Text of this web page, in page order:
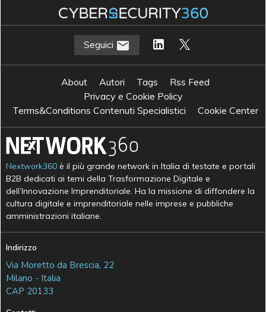
Seguici
About Autori Tags
Rss Feed
Privacy e Cookie Policy
Terms&Conditions Contenuti Specialistici
Cookie Center
Nextwork360 è il più grande network in Italia di testate e portali
B2B dedicati ai temi della Trasformazione Digitale e
dell’Innovazione Imprenditoriale. Ha la missione di diffondere la
cultura digitale e imprenditoriale nelle imprese e pubbliche
amministrazioni italiane.
Indirizzo
Via Moretto da Brescia, 22
Milano - Italia
CAP 20133